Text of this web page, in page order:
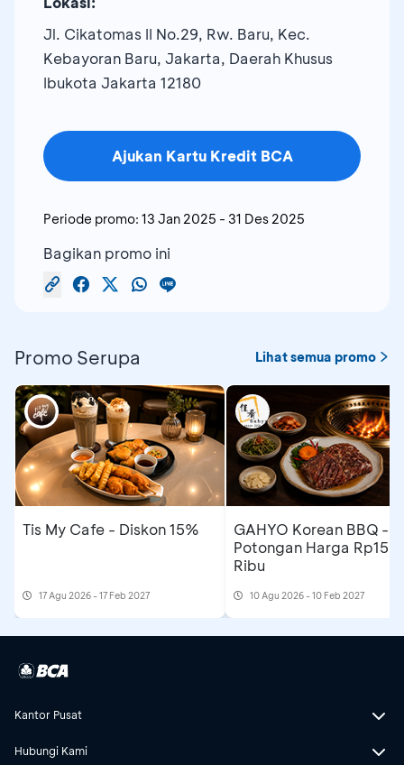
Jl. Cikatomas II No.29, Rw. Baru, Kec.
Kebayoran Baru, Jakarta, Daerah Khusus
Ibukota Jakarta 12180
Ajukan Kartu Kredit BCA
Periode promo: 13 Jan 2025 - 31 Des 2025
Bagikan promo ini
Promo Serupa Lihat semua promo
Tis My Cafe - Diskon 15%
17 Agu 2026 - 17 Feb 2027
GAHYO Korean BBQ -
Potongan Harga Rp150
Ribu
10 Agu 2026 - 10 Feb 2027
Kantor Pusat
Hubungi Kami